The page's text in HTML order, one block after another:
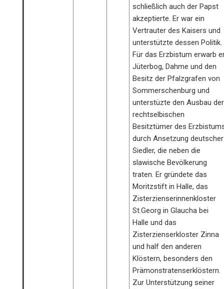
schließlich auch der Papst
akzeptierte. Er war ein
Vertrauter des Kaisers und
unterstützte dessen Politik.
Für das Erzbistum erwarb
Jüterbog, Dahme und den
Besitz der Pfalzgrafen von
Sommerschenburg und
unterstüzte den Ausbau der
rechtselbischen
Besitztümer des
durch Ansetzung deutscher
Siedler, die neben die
slawische Bevölkerung
traten. Er gründete das
Moritzstift in Halle, das
Zisterzienserinnenkloster
St.Georg in Glaucha bei
Halle und das
Zisterzienserkloster Zinna
und half den anderen
Klöstern, besonders den
Prämonstratenserklöstern.
Zur Unterstützung seiner